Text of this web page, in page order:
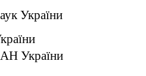
України
України